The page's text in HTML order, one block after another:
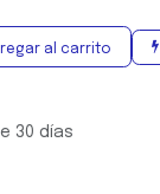
al carrito
30 días